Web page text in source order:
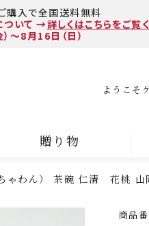
購入で全国送料無料
いて →詳しくはこちらをご覧
～8月16日（日）
ようこそ
贈り物
ゃわん） 茶碗 仁清 花桃 山
商品